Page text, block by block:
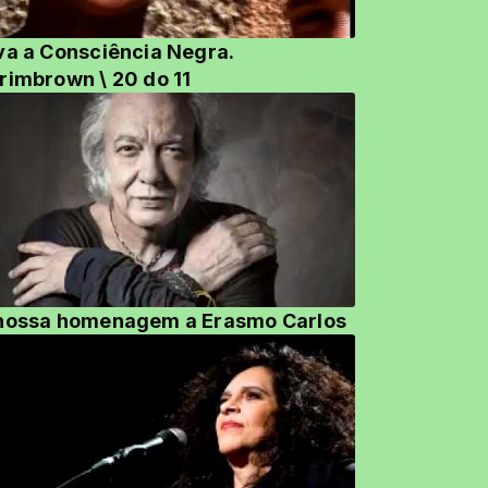
a Consciência Negra.
Berimbrown \ 20 do 11
homenagem a Erasmo Carlos